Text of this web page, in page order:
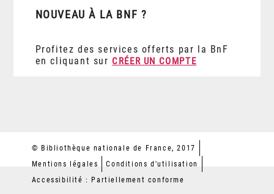
NOUVEAU À LA BNF ?
Profitez des services offerts par la BnF
en cliquant sur CRÉER UN COMPTE
© Bibliothèque nationale de France, 2017
Mentions légales
Conditions d'utilisation
Accessibilité : Partiellement conforme